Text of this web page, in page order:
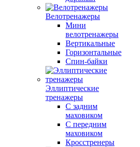
Велотренажеры
Мини
велотренажеры
Вертикальные
Горизонтальные
Спин-байки
Эллиптические
тренажеры
С задним
маховиком
С передним
маховиком
Кросстренеры